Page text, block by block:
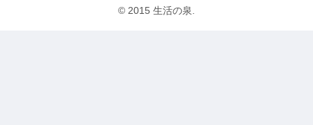
© 2015 生活の泉.